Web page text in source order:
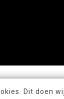
Dit doen